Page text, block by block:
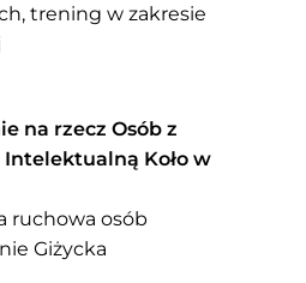
trening w zakresie
na rzecz Osób z
Intelektualną Koło w
ruchowa osób
Giżycka